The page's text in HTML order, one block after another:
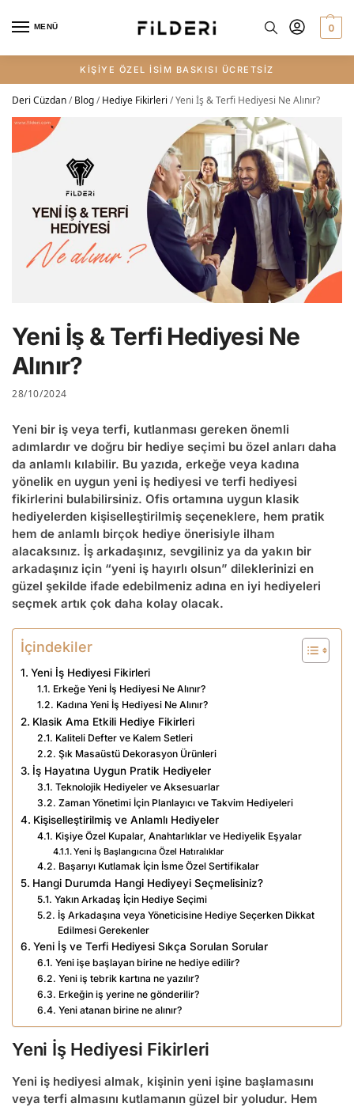
MENÜ 0
KİŞİYE ÖZEL İSİM BASKISI ÜCRETSİZ
Deri Cüzdan/Blog/Hediye Fikirleri /Yeni İş & Terfi Hediyesi Ne Alınır?
Yeni İş & Terfi Hediyesi Ne
Alınır?
28/10/2024
Yeni bir iş veya terfi, kutlanması gereken önemli
adımlardır ve doğru bir hediye seçimi bu özel anları daha
da anlamlı kılabilir. Bu yazıda, erkeğe veya kadına
yönelik en uygun yeni iş hediyesi ve terfi hediyesi
fikirlerini bulabilirsiniz. Ofis ortamına uygun klasik
hediyelerden kişiselleştirilmiş seçeneklere, hem pratik
hem de anlamlı birçok hediye önerisiyle ilham
alacaksınız. İş arkadaşınız, sevgiliniz ya da yakın bir
arkadaşınız için “yeni iş hayırlı olsun” dileklerinizi en
güzel şekilde ifade edebilmeniz adına en iyi hediyeleri
seçmek artık çok daha kolay olacak.
İçindekiler
Yeni İş Hediyesi Fikirleri
Erkeğe Yeni İş Hediyesi Ne Alınır?
Kadına Yeni İş Hediyesi Ne Alınır?
Klasik Ama Etkili Hediye Fikirleri
Kaliteli Defter ve Kalem Setleri
Şık Masaüstü Dekorasyon Ürünleri
İş Hayatına Uygun Pratik Hediyeler
Teknolojik Hediyeler ve Aksesuarlar
Zaman Yönetimi İçin Planlayıcı ve Takvim Hediyeleri
Kişiselleştirilmiş ve Anlamlı Hediyeler
Kişiye Özel Kupalar, Anahtarlıklar ve Hediyelik Eşyalar
Yeni İş Başlangıcına Özel Hatıralıklar
Başarıyı Kutlamak İçin İsme Özel Sertifikalar
Hangi Durumda Hangi Hediyeyi Seçmelisiniz?
Yakın Arkadaş İçin Hediye Seçimi
İş Arkadaşına veya Yöneticisine Hediye Seçerken Dikkat
Edilmesi Gerekenler
Yeni İş ve Terfi Hediyesi Sıkça Sorulan Sorular
Yeni işe başlayan birine ne hediye edilir?
Yeni iş tebrik kartına ne yazılır?
Erkeğin iş yerine ne gönderilir?
Yeni atanan birine ne alınır?
Yeni İş Hediyesi Fikirleri
Yeni iş hediyesi almak, kişinin yeni işine başlamasını
veya terfi almasını kutlamanın güzel bir yoludur. Hem